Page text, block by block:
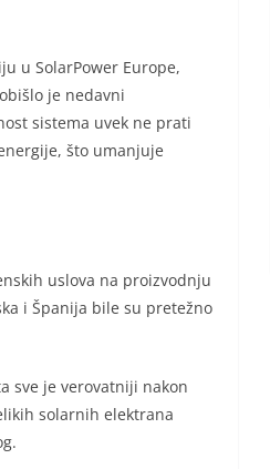
u SolarPower Europe,
je nedavni
sistema uvek ne prati
što umanjuje
uslova na proizvodnju
i Španija bile su pretežno
sve je verovatniji nakon
solarnih elektrana